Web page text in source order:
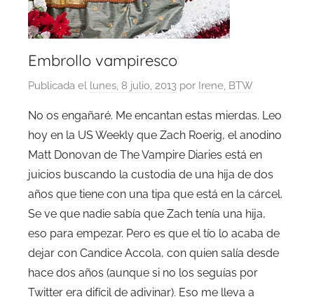
Embrollo vampiresco
Publicada el lunes, 8 julio, 2013 por Irene, BTW
No os engañaré. Me encantan estas mierdas. Leo
hoy en la US Weekly que Zach Roerig, el anodino
Matt Donovan de The Vampire Diaries está en
juicios buscando la custodia de una hija de dos
años que tiene con una tipa que está en la cárcel.
Se ve que nadie sabía que Zach tenía una hija,
eso para empezar. Pero es que el tío lo acaba de
dejar con Candice Accola, con quien salía desde
hace dos años (aunque si no los seguías por
Twitter era difícil de adivinar). Eso me lleva a